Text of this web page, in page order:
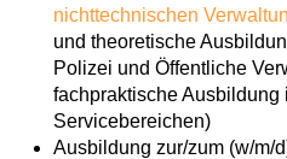
nichttechnischen
und theoretische
Polizei und Öffentliche
fachpraktische Ausbildung
Servicebereichen)
Ausbildung zur/zum (w/m/